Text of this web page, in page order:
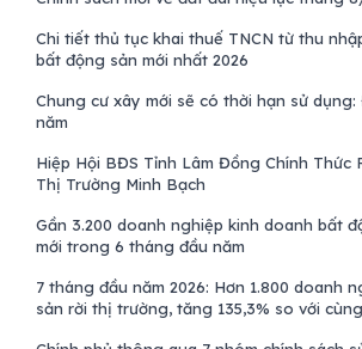
Chi tiết thủ tục khai thuế TNCN từ thu
bất động sản mới nhất 2026
Chung cư xây mới sẽ có thời hạn sử
năm
Hiệp Hội BĐS Tỉnh Lâm Đồng Chính Thức
Thị Trường Minh Bạch
Gần 3.200 doanh nghiệp kinh doanh bất
mới trong 6 tháng đầu năm
7 tháng đầu năm 2026: Hơn 1.800 doanh
sản rời thị trường, tăng 135,3% so với